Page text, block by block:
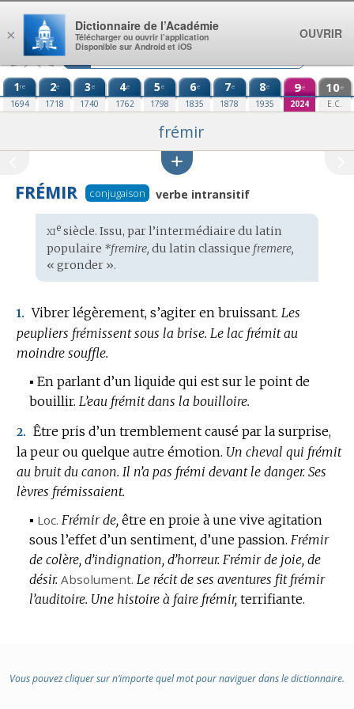
Aller au contenu
1re
1694
2e
1718
3e
1740
4e
1762
5e
1798
6e
1835
7e
1878
8e
1935
9e
2024
10e
E.C.
frémir
FRÉMIR conjugaison verbe intransitif
Étymologie
:
xiesiècle. Issu, par l’intermédiaire du latin
populaire *fremire, du latin classique fremere,
« gronder ».
1. Vibrer légèrement, s’agiter en bruissant. Les
peupliers frémissent sous la brise. Le lac frémit au
moindre souffle.
▪ En parlant d’un liquide qui est sur le point de
bouillir. L’eau frémit dans la bouilloire.
2. Être pris d’un tremblement causé par la surprise,
la peur ou quelque autre émotion. Un cheval qui frémit
au bruit du canon. Il n’a pas frémi devant le danger. Ses
lèvres frémissaient.
▪ Loc. Frémir de, être en proie à une vive agitation
sous l’effet d’un sentiment, d’une passion. Frémir
de colère, d’indignation, d’horreur. Frémir de joie, de
désir. Absolument. Le récit de ses aventures fit frémir
l’auditoire. Une histoire à faire frémir, terrifiante.
Vous pouvez cliquer sur n’importe quel mot pour naviguer dans le dictionnaire.
×
Dictionnaire de l’Académie
Télécharger ou ouvrir l’application
Disponible sur Android et iOS
OUVRIR